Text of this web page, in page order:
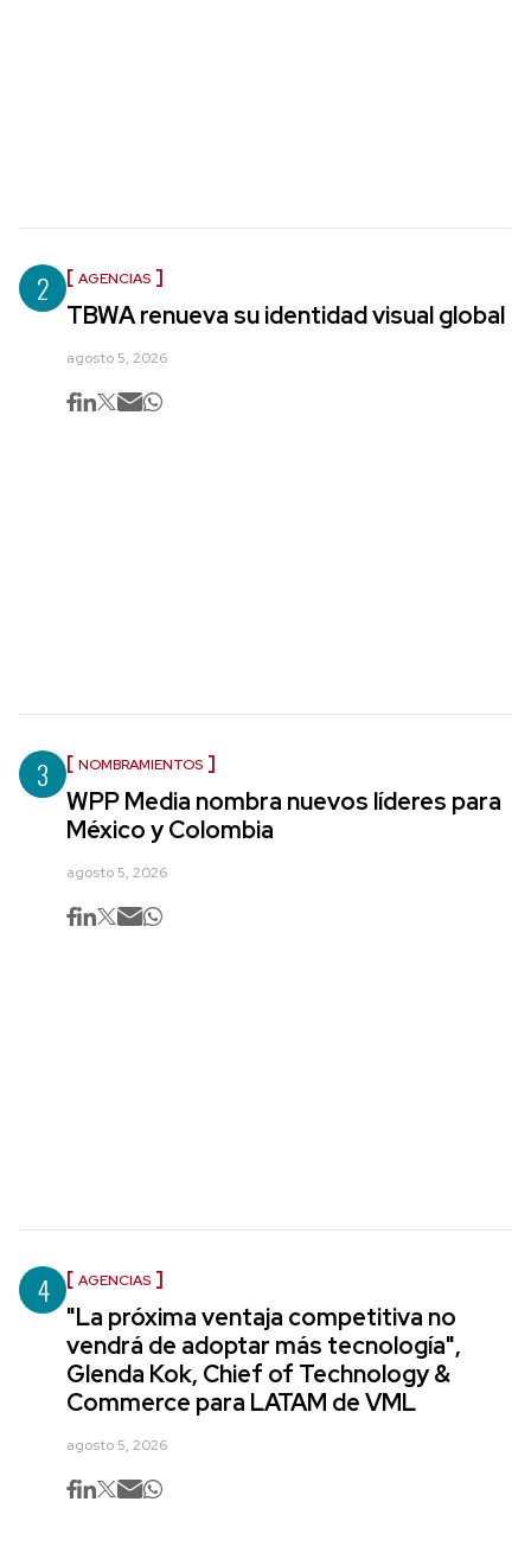
2 AGENCIAS
TBWA renueva su identidad visual global
agosto 5, 2026
3 NOMBRAMIENTOS
WPP Media nombra nuevos líderes para
México y Colombia
agosto 5, 2026
4 AGENCIAS
"La próxima ventaja competitiva no
vendrá de adoptar más tecnología",
Glenda Kok, Chief of Technology &
Commerce para LATAM de VML
agosto 5, 2026